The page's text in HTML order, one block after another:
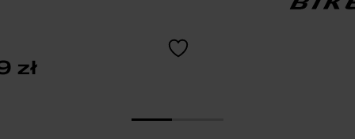
zł